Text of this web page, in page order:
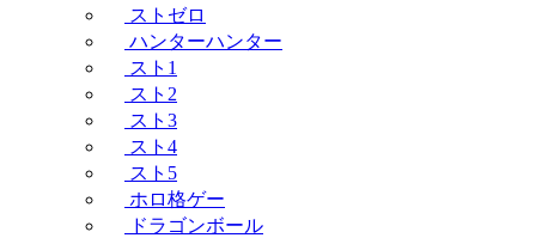
ストゼロ
ハンターハンター
スト1
スト2
スト3
スト4
スト5
ホロ格ゲー
ドラゴンボール